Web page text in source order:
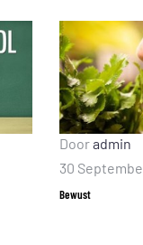
Dooradmin
30
Bewust